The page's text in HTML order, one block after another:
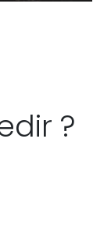
?